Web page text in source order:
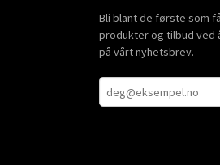
Bli blant de første som
produkter og tilbud ved
på vårt nyhetsbrev.